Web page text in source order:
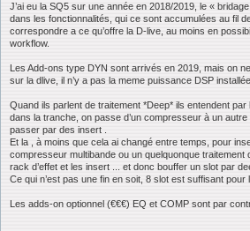
J’ai eu la SQ5 sur une année en 2018/2019, le «
dans les fonctionnalités, qui ce sont accumulées au fil
correspondre a ce qu’offre la D-live, au moins en
workflow.
Les Add-ons type DYN sont arrivés en 2019, mais on
sur la dlive, il n’y a pas la meme puissance DSP installée .
Quand ils parlent de traitement *Deep* ils entendent
dans la tranche, on passe d’un compresseur à un
passer par des insert .
Et la , à moins que cela ai changé entre temps, pour
compresseur multibande ou un quelquonque traitement
rack d’effet et les insert ... et donc bouffer un slot par
Ce qui n’est pas une fin en soit, 8 slot est suffisant pour
Les adds-on optionnel (€€€) EQ et COMP sont par